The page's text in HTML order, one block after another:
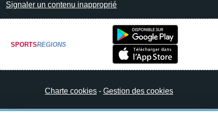
Signaler un contenu inapproprié
SPORTSREGIONS
Charte cookies Gestion des cookies